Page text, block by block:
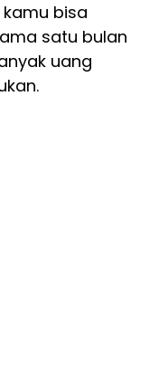
bisa
satu bulan
uang